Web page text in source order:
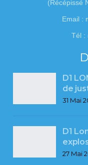
(Récépissé
Email :
Tél :
D1
de
31 Mai
D1
27 Mai